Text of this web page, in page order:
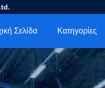
Σελίδα Κατηγορίες